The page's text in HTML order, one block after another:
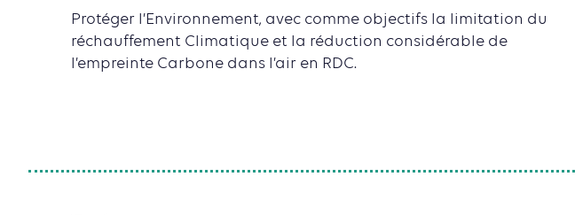
Protéger l’Environnement, avec comme objectifs la limitation du
réchauffement Climatique et la réduction considérable de
l’empreinte Carbone dans l’air en RDC.